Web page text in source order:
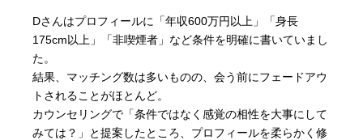
Dさんはプロフィールに「年収600万円以上」「身長
175cm以上」「非喫煙者」など条件を明確に書いていまし
た。
結果、マッチング数は多いものの、会う前にフェードアウ
トされることがほとんど。
カウンセリングで「条件ではなく感覚の相性を大事にして
みては？」と提案したところ、プロフィールを柔らかく修